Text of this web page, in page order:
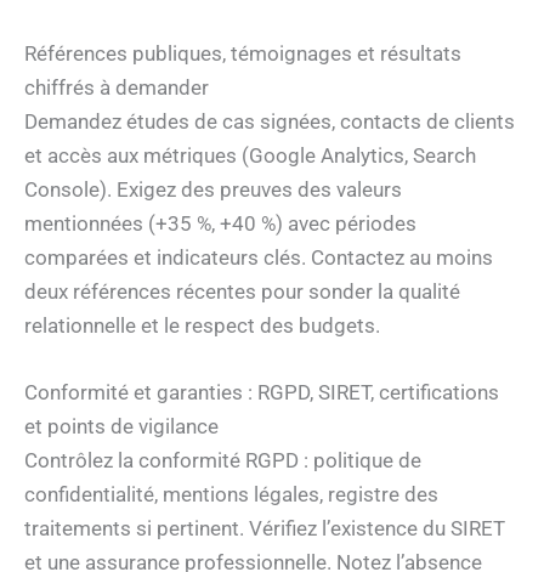
Références publiques, témoignages et résultats
chiffrés à demander
Demandez études de cas signées, contacts de clients
et accès aux métriques (Google Analytics, Search
Console). Exigez des preuves des valeurs
mentionnées (+35 %, +40 %) avec périodes
comparées et indicateurs clés. Contactez au moins
deux références récentes pour sonder la qualité
relationnelle et le respect des budgets.
Conformité et garanties : RGPD, SIRET, certifications
et points de vigilance
Contrôlez la conformité RGPD : politique de
confidentialité, mentions légales, registre des
traitements si pertinent. Vérifiez l’existence du SIRET
et une assurance professionnelle. Notez l’absence